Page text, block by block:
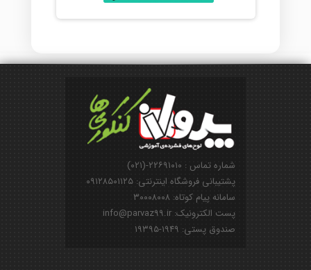
شماره تماس : ۲۲۶۹۱۰۱۰-(۰۲۱)
پشتیبانی فروشگاه اینترنتی: ۰۹۱۲۸۵۰۱۱۲۵
سامانه پیام کوتاه: ۳۰۰۰۸۰۰۸
پست الکترونیک: info@parvaz99.ir
صندوق پستی: ۱۹۴۹-۱۹۳۹۵